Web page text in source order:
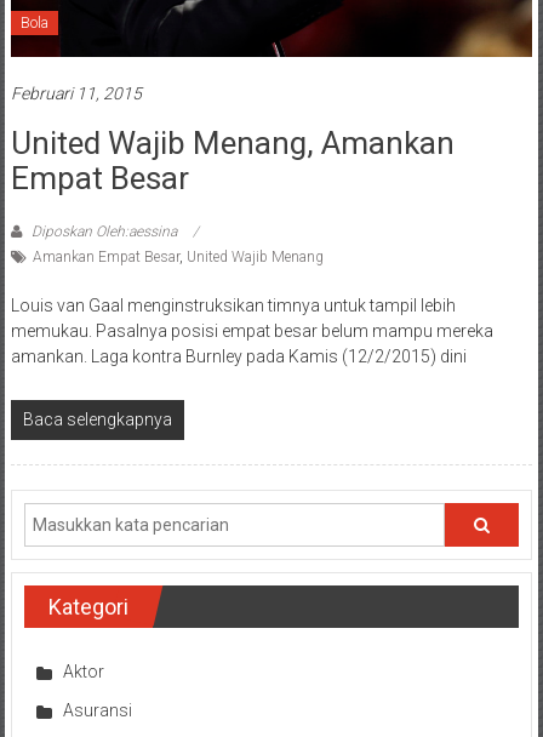
Bola
Februari 11, 2015
United Wajib Menang, Amankan
Empat Besar
Diposkan Oleh:aessina
Amankan Empat Besar, United Wajib Menang
Louis van Gaal menginstruksikan timnya untuk tampil lebih
memukau. Pasalnya posisi empat besar belum mampu mereka
amankan. Laga kontra Burnley pada Kamis (12/2/2015) dini
Baca selengkapnya
Kategori
Aktor
Asuransi